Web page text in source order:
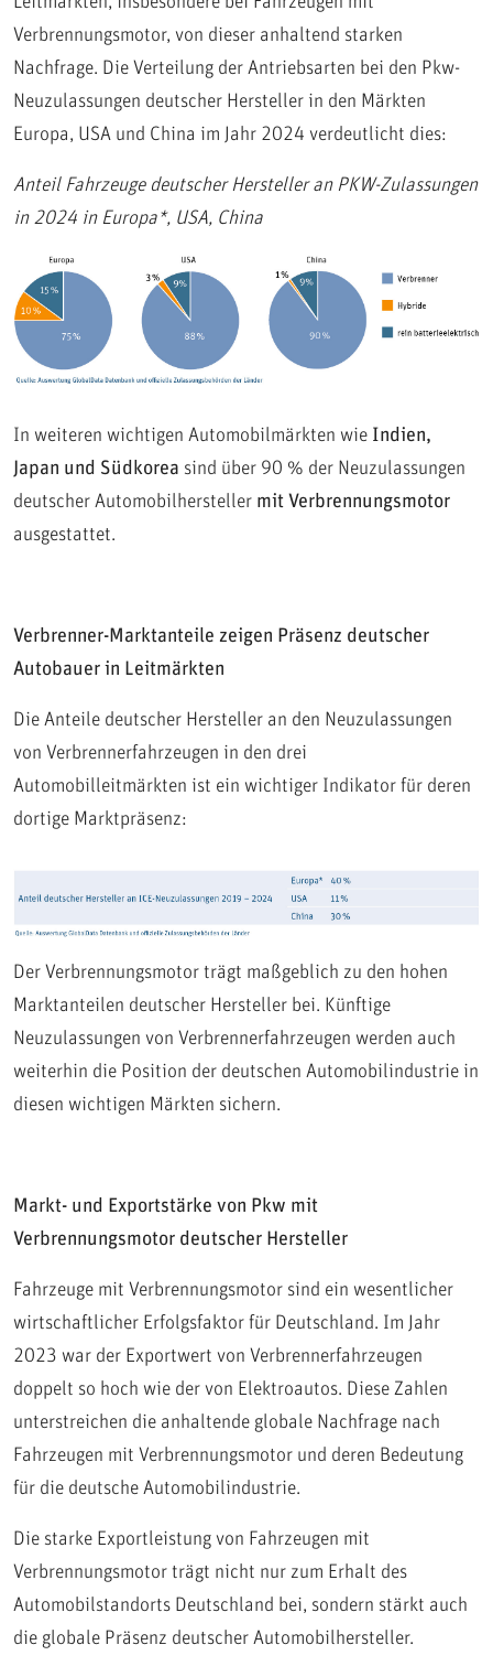
Verbrennungsmotor, von dieser anhaltend starken
Nachfrage. Die Verteilung der Antriebsarten bei den Pkw-
Neuzulassungen deutscher Hersteller in den Märkten
Europa, USA und China im Jahr 2024 verdeutlicht dies:
Anteil Fahrzeuge deutscher Hersteller an PKW-Zulassungen
in 2024 in Europa*, USA, China
In weiteren wichtigen Automobilmärkten wie Indien,
Japan und Südkorea sind über 90 % der Neuzulassungen
deutscher Automobilhersteller mit Verbrennungsmotor
ausgestattet.
Verbrenner-Marktanteile zeigen Präsenz deutscher
Autobauer in Leitmärkten
Die Anteile deutscher Hersteller an den Neuzulassungen
von Verbrennerfahrzeugen in den drei
Automobilleitmärkten ist ein wichtiger Indikator für deren
dortige Marktpräsenz:
Der Verbrennungsmotor trägt maßgeblich zu den hohen
Marktanteilen deutscher Hersteller bei. Künftige
Neuzulassungen von Verbrennerfahrzeugen werden auch
weiterhin die Position der deutschen Automobilindustrie in
diesen wichtigen Märkten sichern.
Markt- und Exportstärke von Pkw mit
Verbrennungsmotor deutscher Hersteller
Fahrzeuge mit Verbrennungsmotor sind ein wesentlicher
wirtschaftlicher Erfolgsfaktor für Deutschland. Im Jahr
2023 war der Exportwert von Verbrennerfahrzeugen
doppelt so hoch wie der von Elektroautos. Diese Zahlen
unterstreichen die anhaltende globale Nachfrage nach
Fahrzeugen mit Verbrennungsmotor und deren Bedeutung
für die deutsche Automobilindustrie.
Die starke Exportleistung von Fahrzeugen mit
Verbrennungsmotor trägt nicht nur zum Erhalt des
Automobilstandorts Deutschland bei, sondern stärkt auch
die globale Präsenz deutscher Automobilhersteller.